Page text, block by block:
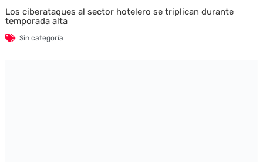
Los ciberataques al sector hotelero se triplican durante
temporada alta
Sin categoría